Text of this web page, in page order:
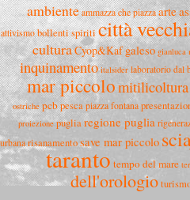
ambiente ammazza che piazza arte
attivismo bollenti spiriticittà
culturaCyop&Kafgaleso gianluca
inquinamento italsider laboratorio dal
mar piccolomitilicoltura
ostriche pcbpesca piazza fontana
proiezione pugliaregione puglia
urbana risanamentosave mar piccolo
taranto tempo del mare
dell'orologio